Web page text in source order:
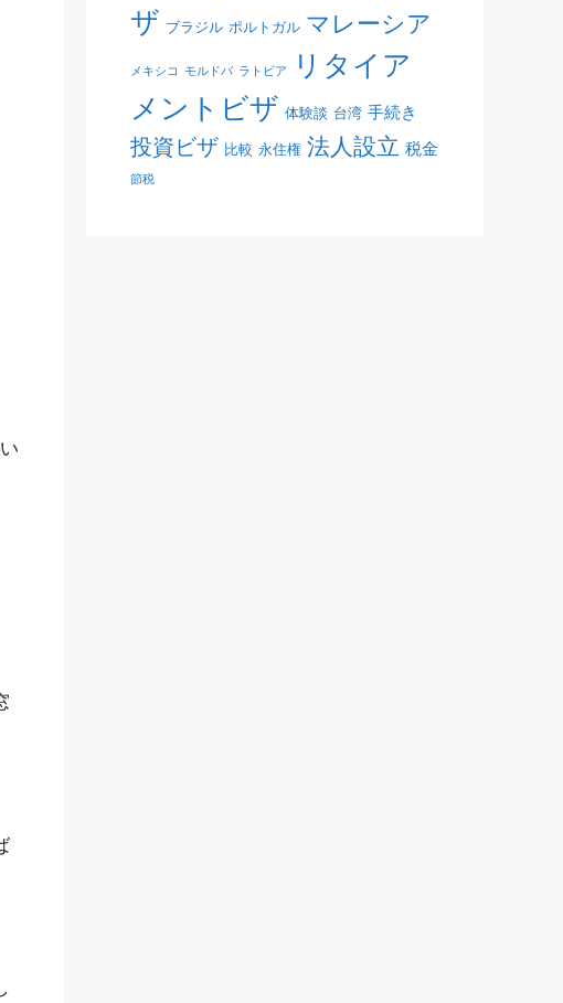
ザ ブラジル ポルトガル マレーシア
メキシコ モルドバ ラトビア
リタイア
メントビザ 体験談 台湾 手続き
投資ビザ 比較 永住権 法人設立 税金
節税